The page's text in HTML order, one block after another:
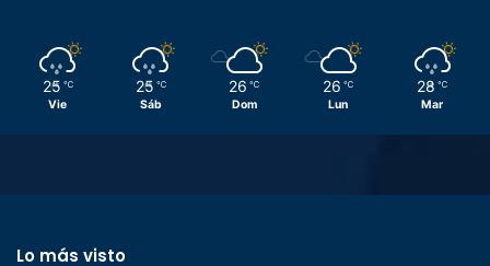
25 ℃
Vie
25 ℃
Sáb
26 ℃
Dom
26 ℃
Lun
28 ℃
Mar
Lo más visto